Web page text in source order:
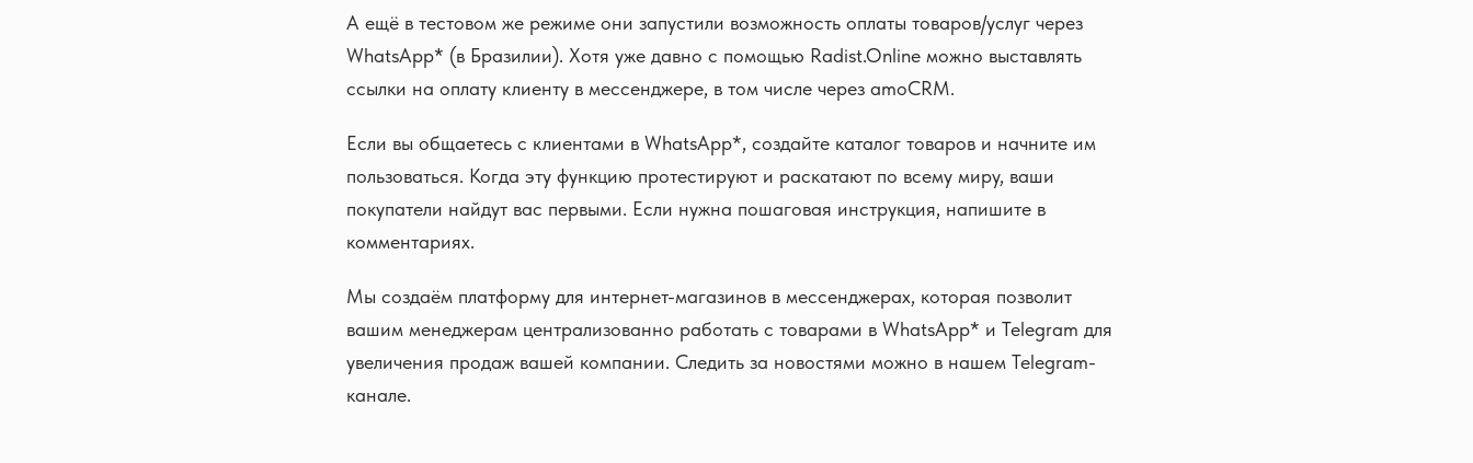
А ещё в тестовом же режиме они запустили возможность оплаты товаров/услуг через
WhatsApp* (в Бразилии). Хотя уже давно с помощью Radist.Online можно выставлять
ссылки на оплату клиенту в мессенджере, в том числе через amoCRM.
Если вы общаетесь с клиентами в WhatsApp*, создайте каталог товаров и начните им
пользоваться. Когда эту функцию протестируют и раскатают по всему миру, ваши
покупатели найдут вас первыми. Если нужна пошаговая инструкция, напишите в
комментариях.
Мы создаём платформу для интернет-магазинов в мессенджерах, которая позволит
вашим менеджерам централизованно работать с товарами в WhatsApp* и Telegram для
увеличения продаж вашей компании. Следить за новостями можно в нашем Telegram-
канале.